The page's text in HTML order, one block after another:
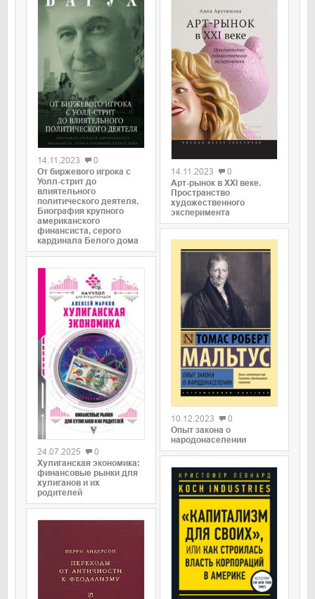
14.11.2023
0
От биржевого игрока с
Уолл-стрит до
влиятельного
политического деятеля.
Биография крупного
американского
финансиста, серого
кардинала Белого дома
24.07.2025
0
Хулиганская экономика:
финансовые рынки для
хулиганов и их
родителей
14.11.2023
0
Арт-рынок в XXI веке.
Пространство
художественного
эксперимента
10.12.2023
0
Опыт закона о
народонаселении